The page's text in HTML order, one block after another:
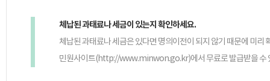
체납된 과태료나 세금이 있는지 확인하세요.
체납된 과태료나 세금은 있다면 명의이전이 되지 않기 때문에 미
민원사이트(http://www.minwon.go.kr)에서 무료로 발급받을 수